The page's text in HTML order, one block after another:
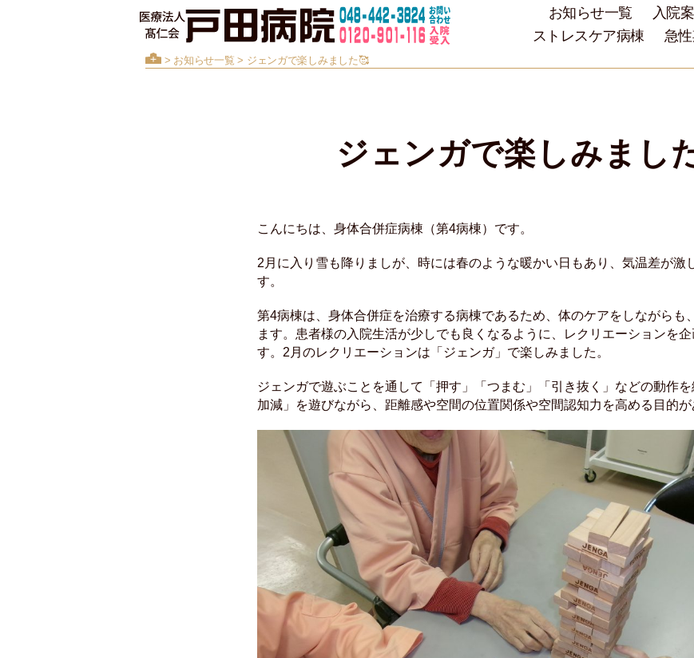
お知らせ一覧 入院
ストレスケア病棟
急
> お知らせ一覧 > ジェンガで楽しみました🥰
ジェンガで楽しみまし
こんにちは、身体合併症病棟（第4病棟）です。
2月に入り雪も降りましが、時には春のような暖かい日もあり、気温差が激
す。
第4病棟は、身体合併症を治療する病棟であるため、体のケアをしながらも
ます。患者様の入院生活が少しでも良くなるように、レクリエーションを
す。2月のレクリエーションは「ジェンガ」で楽しみました。
ジェンガで遊ぶことを通して「押す」「つまむ」「引き抜く」などの動作
加減」を遊びながら、距離感や空間の位置関係や空間認知力を高める目的が